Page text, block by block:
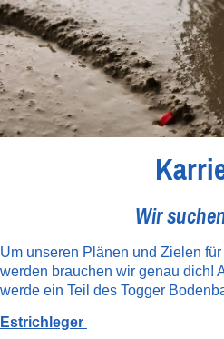
Wir
Um unseren Plänen und Zielen
werden brauchen wir genau dich!
werde ein Teil des Togger
Estrichleger